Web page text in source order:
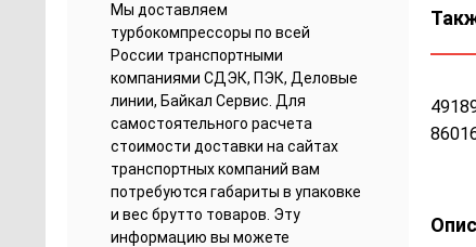
Мы доставляем
турбокомпрессоры по всей
России транспортными
компаниями СДЭК, ПЭК, Деловые
линии, Байкал Сервис. Для
самостоятельного расчета
стоимости доставки на сайтах
транспортных компаний вам
потребуются габариты в упаковке
и вес брутто товаров. Эту
информацию вы можете